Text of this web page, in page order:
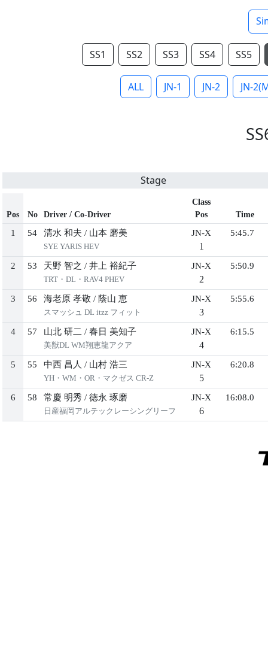
SS1 SS2 SS3 SS4 SS5
ALL JN-1 JN-2 JN-
Stage
Pos No Driver / Co-Driver
Class
Pos
Time
1 54 清⽔ 和夫 / ⼭本 磨美
SYE YARIS HEV
JN-X
1
5:45.7
2 53 天野 智之 / 井上 裕紀⼦
TRT・DL・RAV4 PHEV
JN-X
2
5:50.9
3 56 海⽼原 孝敬 / 蔭⼭ 恵
スマッシュ DL itzz フィット
JN-X
3
5:55.6
4 57 ⼭北 研⼆ / 春⽇ 美知⼦
美獣DL WM翔恵⿓アクア
JN-X
4
6:15.5
5 55 中⻄ 昌⼈ / ⼭村 浩三
YH・WM・OR・マクゼス CR-Z
JN-X
5
6:20.8
6 58 常慶 明秀 / 徳永 琢磨
⽇産福岡アルテックレーシングリーフ
JN-X
6
16:08.0